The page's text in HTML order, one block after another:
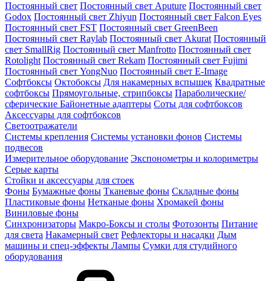
Постоянный свет Постоянный свет Aputure Постоянный свет
Godox Постоянный свет Zhiyun Постоянный свет Falcon Eyes
Постоянный свет FST Постоянный свет GreenBeen
Постоянный свет Raylab Постоянный свет Akurat Постоянный
свет SmallRig Постоянный свет Manfrotto Постоянный свет
Rotolight Постоянный свет Rekam Постоянный свет Fujimi
Постоянный свет YongNuo Постоянный свет E-Image
Софтбоксы Октобоксы Для накамерных вспышек Квадратные
софтбоксы Прямоугольные, стрипбоксы Параболические/
сферические Байонетныe адаптеры Соты для софтбоксов
Аксессуары для софтбоксов
Светоотражатели
Системы крепления Системы установки фонов Системы
подвесов
Измерительное оборудование Экспонометры и колориметры
Серые карты
Стойки и аксессуары для стоек
Фоны Бумажные фоны Тканевые фоны Складные фоны
Пластиковые фоны Нетканые фоны Хромакей фоны
Виниловые фоны
Синхронизаторы Макро-Боксы и столы Фотозонты Питание
для света Накамерный свет Рефлекторы и насадки Дым
машины и спец-эффекты Лампы Сумки для студийного
оборудования